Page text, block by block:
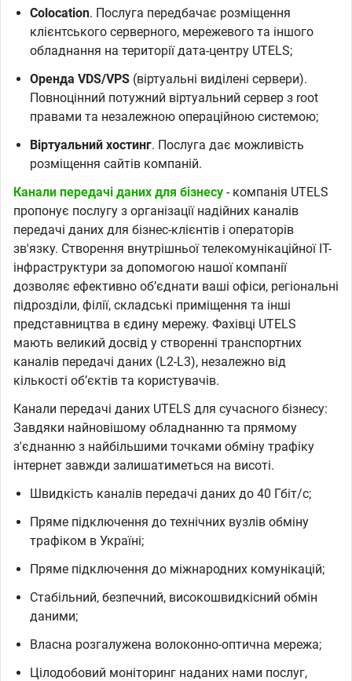
Colocation. Послуга передбачає розміщення
клієнтського серверного, мережевого та іншого
обладнання на території дата-центру UTELS;
Оренда VDS/VPS(віртуальні виділені сервери).
Повноцінний потужний віртуальний сервер з root
правами та незалежною операційною системою;
Віртуальний хостинг. Послуга дає можливість
розміщення сайтів компаній.
Канали передачі даних для бізнесу - компанія UTELS
пропонує послугу з організації надійних каналів
передачі даних для бізнес-клієнтів і операторів
зв'язку. Створення внутрішньої телекомунікаційної IT-
інфраструктури за допомогою нашої компанії
дозволяє ефективно обʼєднати ваші офіси, регіональні
підрозділи, філії, складські приміщення та інші
представництва в єдину мережу. Фахівці UTELS
мають великий досвід у створенні транспортних
каналів передачі даних (L2-L3), незалежно від
кількості обʼєктів та користувачів.
Канали передачі даних UTELS для сучасного бізнесу:
Завдяки найновішому обладнанню та прямому
з'єднанню з найбільшими точками обміну трафіку
інтернет завжди залишатиметься на висоті.
Швидкість каналів передачі даних до 40 Гбіт/с;
Пряме підключення до технічних вузлів обміну
трафіком в Україні;
Пряме підключення до міжнародних комунікацій;
Стабільний, безпечний, високошвидкісний обмін
даними;
Власна розгалужена волоконно-оптична мережа;
Цілодобовий моніторинг наданих нами послуг,